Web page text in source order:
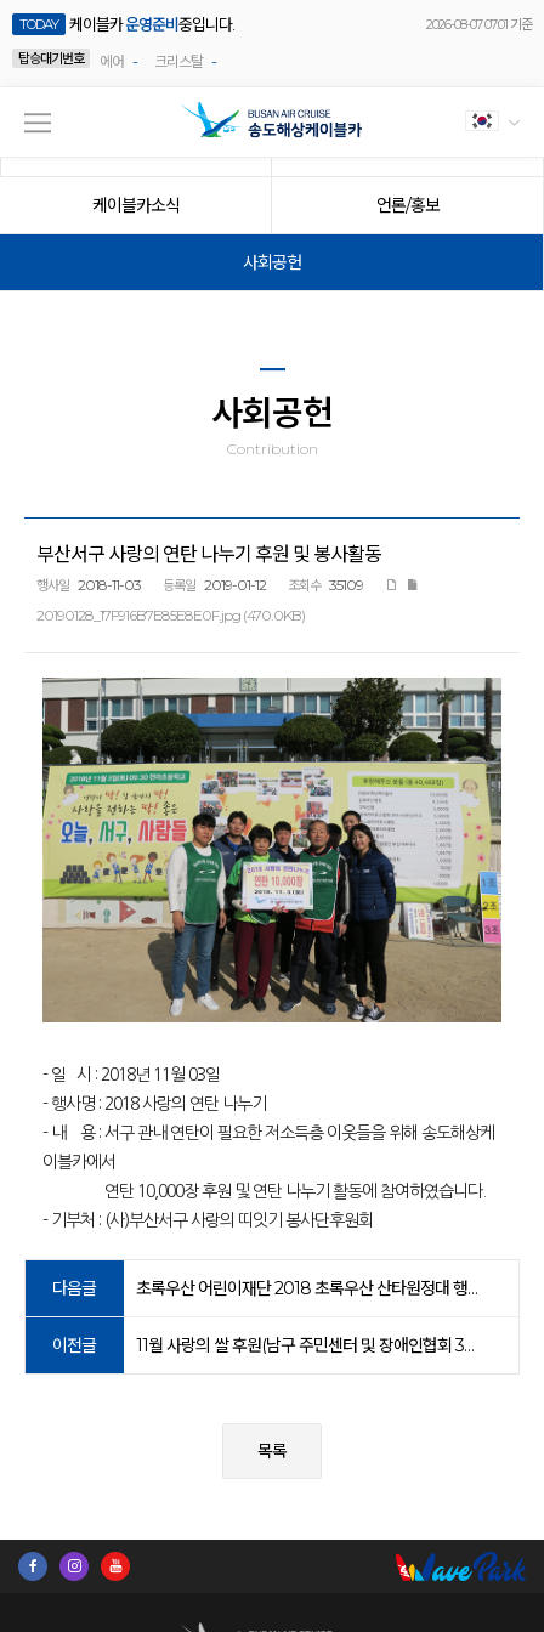
TODAY 케이블카운영준비 중입니다.
2026-08-07 07:01 기준
탑승대기번호
에어 - 크리스탈 -
케이블카소식 언론/홍보
사회공헌
사회공헌
Contribution
부산서구 사랑의 연탄 나누기 후원 및 봉사활동
행사일 2018-11-03 등록일 2019-01-12 조회수 35109
20190128_17F916B7E85E8E0F.jpg (470.0KB)
- 일 시 : 2018년 11월 03일
- 행사명 : 2018 사랑의 연탄 나누기
- 내 용 : 서구 관내 연탄이 필요한 저소득층 이웃들을 위해 송도해상케
이블카에서
연탄 10,000장 후원 및 연탄 나누기 활동에 참여하였습니다.
- 기부처 : (사)부산서구 사랑의 띠잇기 봉사단후원회
다음글 초록우산 어린이재단 2018 초록우산 산타원정대 행사 후원
이전글 11월 사랑의 쌀 후원(남구 주민센터 및 장애인협회 3곳)
목록